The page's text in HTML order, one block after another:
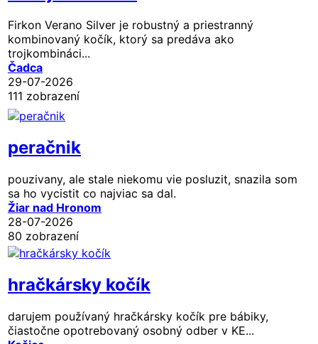
Firkon Verano Silver je robustný a priestranný
kombinovaný kočík, ktorý sa predáva ako
trojkombináci...
Čadca
29-07-2026
111 zobrazení
peračnik
pouzivany, ale stale niekomu vie posluzit, snazila som
sa ho vycistit co najviac sa dal.
Žiar nad Hronom
28-07-2026
80 zobrazení
hračkársky kočík
darujem používaný hračkársky kočík pre bábiky,
čiastočne opotrebovaný osobný odber v KE...